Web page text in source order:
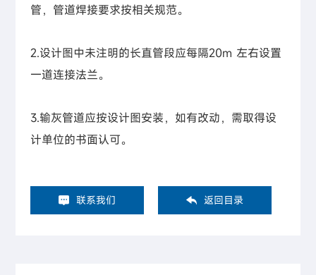
管，管道焊接要求按相关规范。
2.设计图中未注明的长直管段应每隔20m 左右设置
一道连接法兰。
3.输灰管道应按设计图安装，如有改动，需取得设
计单位的书面认可。
联系我们 返回目录